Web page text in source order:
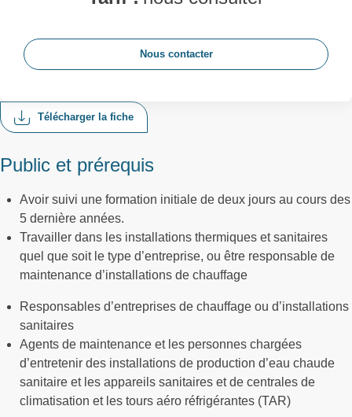
Télécharger la fiche
Public et prérequis
Avoir suivi une formation initiale de deux jours au cours des
5 dernière années.
Travailler dans les installations thermiques et sanitaires
quel que soit le type d’entreprise, ou être responsable de
maintenance d’installations de chauffage
Responsables d’entreprises de chauffage ou d’installations
sanitaires
Agents de maintenance et les personnes chargées
d’entretenir des installations de production d’eau chaude
sanitaire et les appareils sanitaires et de centrales de
climatisation et les tours aéro réfrigérantes (TAR)
Nous contacter